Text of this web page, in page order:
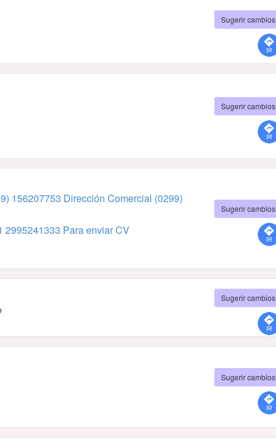
Sugerir cambios
Sugerir cambios
156207753 Dirección Comercial (0299)
2995241333 Para enviar CV
Sugerir cambios
Sugerir cambios
Sugerir cambios